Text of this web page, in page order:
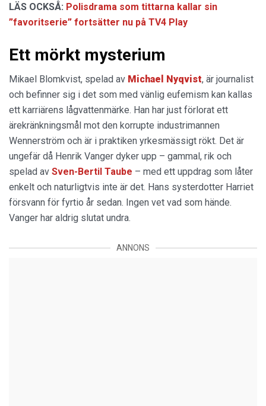
LÄS OCKSÅ: Polisdrama som tittarna kallar sin
”favoritserie” fortsätter nu på TV4 Play
Ett mörkt mysterium
Mikael Blomkvist, spelad av Michael Nyqvist, är journalist
och befinner sig i det som med vänlig eufemism kan kallas
ett karriärens lågvattenmärke. Han har just förlorat ett
ärekränkningsmål mot den korrupte industrimannen
Wennerström och är i praktiken yrkesmässigt rökt. Det är
ungefär då Henrik Vanger dyker upp – gammal, rik och
spelad av Sven-Bertil Taube – med ett uppdrag som låter
enkelt och naturligtvis inte är det. Hans systerdotter Harriet
försvann för fyrtio år sedan. Ingen vet vad som hände.
Vanger har aldrig slutat undra.
ANNONS